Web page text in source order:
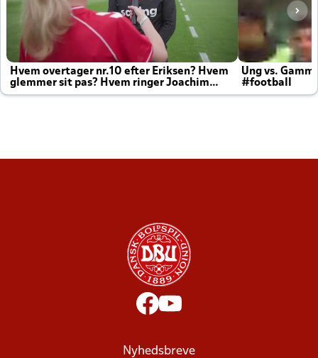
Hvem overtager nr.10 efter Eriksen? Hvem
glemmer sit pas? Hvem ringer Joachim
altid til efter kampe?
Ung vs.
#football
Nyhedsbreve